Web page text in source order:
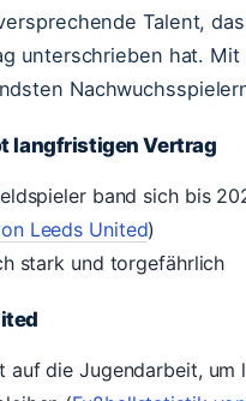
Talent,
unterschrieben hat. Mit
langfristigen Vertrag
band sich bis
Leeds United)
stark und torgefährlich
auf die Jugendarbeit, um